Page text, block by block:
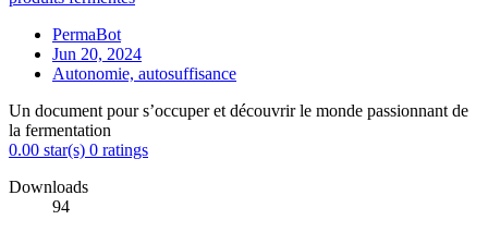
PermaBot
Jun 20, 2024
Autonomie, autosuffisance
Un document pour s’occuper et découvrir le monde passionnant de
la fermentation
0.00 star(s) 0 ratings
Downloads
94